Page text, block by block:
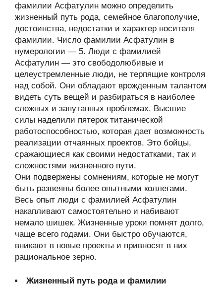
фамилии Асфатулин можно определить
жизненный путь рода, семейное благополучие,
достоинства, недостатки и характер носителя
фамилии. Число фамилии Асфатулин в
нумерологии — 5. Люди с фамилией
Асфатулин — это свободолюбивые и
целеустремленные люди, не терпящие контроля
над собой. Они обладают врожденным талантом
видеть суть вещей и разбираться в наиболее
сложных и запутанных проблемах. Высшие
силы наделили пятерок титанической
работоспособностью, которая дает возможность
реализации отчаянных проектов. Это бойцы,
сражающиеся как своими недостатками, так и
сложностями жизненного пути.
Они подвержены сомнениям, которые не могут
быть развеяны более опытными коллегами.
Весь опыт люди с фамилией Асфатулин
накапливают самостоятельно и набивают
немало шишек. Жизненные уроки помнят долго,
чаще всего годами. Они быстро обучаются,
вникают в новые проекты и привносят в них
рациональное зерно.
Жизненный путь рода и фамилии